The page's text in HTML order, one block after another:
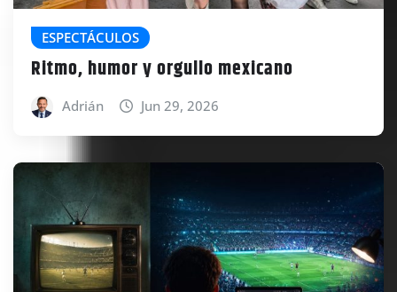
ESPECTÁCULOS
Ritmo, humor y orgullo mexicano
Adrián Jun 29, 2026